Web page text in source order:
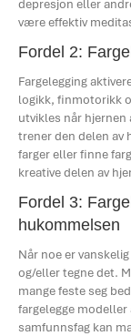
depresjon eller
være effektiv
Fordel 2:
Fargelegging
logikk, finmotorikk
utvikles når hjernen
trener den delen av
farger eller finne
kreative delen av
Fordel 3:
hukommelsen
Når noe er
og/eller tegne det.
mange feste seg
fargelegge
samfunnsfag kan